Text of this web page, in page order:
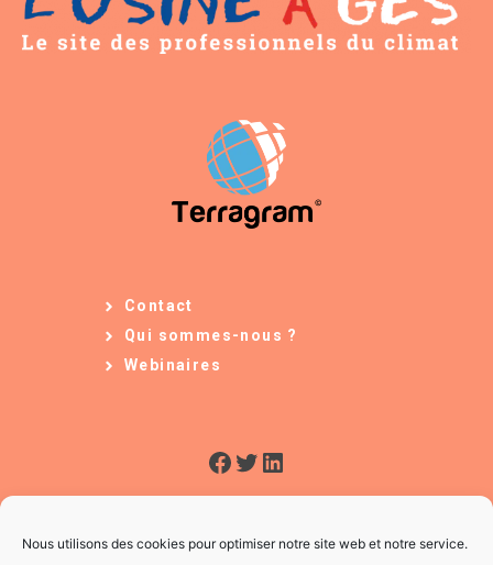
Nous utilisons des cookies pour optimiser notre site web et notre service.
Contact
Qui sommes-nous ?
Webinaires
Facebook
Twitter
LinkedIn